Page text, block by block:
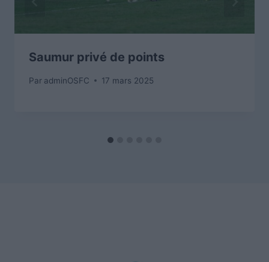
Saumur privé de points
Par adminOSFC 17 mars 2025